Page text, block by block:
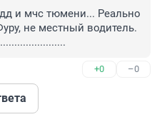
и мчс тюмени... Реально
не местный водитель.
+0 –0